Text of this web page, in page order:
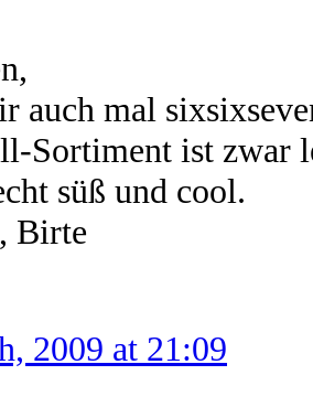
auch mal
Sortiment ist zwar
süß und cool.
Birte
2009 at 21:09